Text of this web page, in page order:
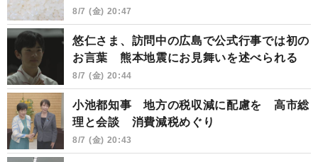
8/7 (金) 20:47
悠仁さま、訪問中の広島で公式行事では初の
お言葉 熊本地震にお見舞いを述べられる
8/7 (金) 20:44
小池都知事 地方の税収減に配慮を 高市総
理と会談 消費減税めぐり
8/7 (金) 20:43